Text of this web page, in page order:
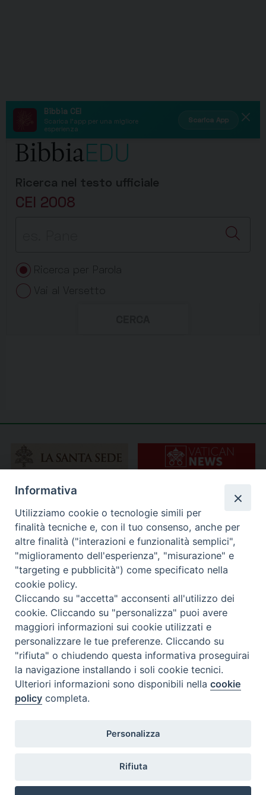
Informativa
Utilizziamo cookie o tecnologie simili per
finalità tecniche e, con il tuo consenso, anche per
altre finalità ("interazioni e funzionalità semplici",
"miglioramento dell'esperienza", "misurazione" e
"targeting e pubblicità") come specificato nella
cookie policy.
Cliccando su "accetta" acconsenti all'utilizzo dei
cookie. Cliccando su "personalizza" puoi avere
maggiori informazioni sui cookie utilizzati e
personalizzare le tue preferenze. Cliccando su
"rifiuta" o chiudendo questa informativa proseguirai
la navigazione installando i soli cookie tecnici.
Ulteriori informazioni sono disponibili nellacookie
policy completa.
Personalizza
Rifiuta